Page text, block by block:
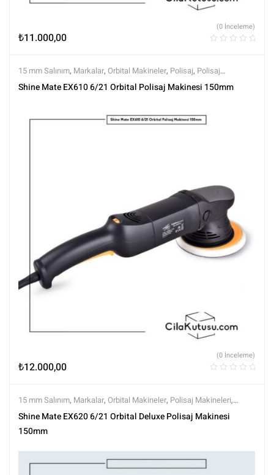
₺11.000,00
(0 İnceleme)
15 mm Salınım, Markalar, Orbital Makineler, Polisaj, Polisaj
Makineleri,Polisaj ve Parlatma,Shine Mate ,Tüm Ürünler,Tüm
Shine Mate EX610 6/21 Orbital Polisaj Makinesi 150mm
₺12.000,00
(0 İnceleme)
15 mm Salınım, Markalar, Orbital Makineler, Polisaj Makineleri,
Polisaj ve Parlatma, Shine Mate,Tüm Ürünler,Tüm Ürünler
Shine Mate EX620 6/21 Orbital Deluxe Polisaj Makinesi
150mm